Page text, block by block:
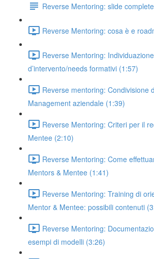
Reverse Mentoring: slide complete
Reverse Mentoring: cosa è e
Reverse Mentoring:
d’intervento/needs formativi (1:57)
Reverse mentoring: Condivisione
Management aziendale (1:39)
Reverse Mentoring: Criteri per il
Mentee (2:10)
Reverse Mentoring: Come
Mentors & Mentee (1:41)
Reverse Mentoring: Training di
Mentor & Mentee: possibili contenuti
Reverse Mentoring:
esempi di modelli (3:26)